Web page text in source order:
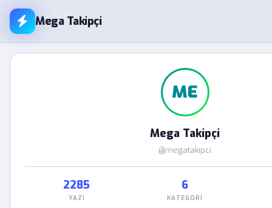
Mega Takipçi
ME
Mega Takipçi
@megatakipci
2285
YAZI
6
KATEGORI